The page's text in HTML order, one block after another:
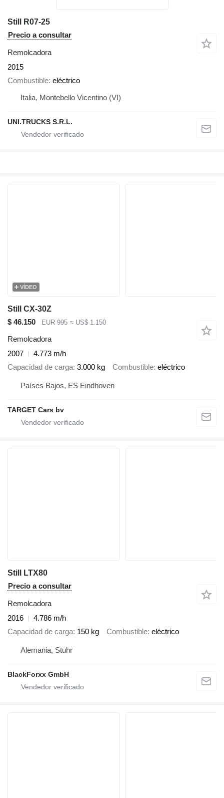
Still R07-25
Precio a consultar
Remolcadora
2015
Combustible eléctrico
Italia, Montebello Vicentino (VI)
UNI.TRUCKS S.R.L.
VÍDEO
Still CX-30Z
$ 46.150
EUR 995 ≈ US$ 1.150
Remolcadora
2007
4.773 m/h
Capacidad de carga 3.000 kg Combustible eléctrico
Países Bajos, ES Eindhoven
TARGET Cars bv
Still LTX80
Precio a consultar
Remolcadora
2016
4.786 m/h
Capacidad de carga 150 kg Combustible eléctrico
Alemania, Stuhr
BlackForxx GmbH